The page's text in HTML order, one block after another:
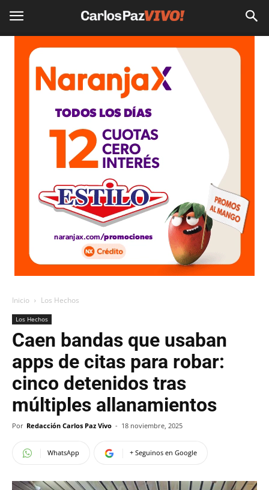
Inicio Los Hechos
Los Hechos
Caen bandas que usaban
apps de citas para robar:
cinco detenidos tras
múltiples allanamientos
Por Redacción Carlos Paz Vivo - 18 noviembre, 2025
WhatsApp + Seguinos en Google